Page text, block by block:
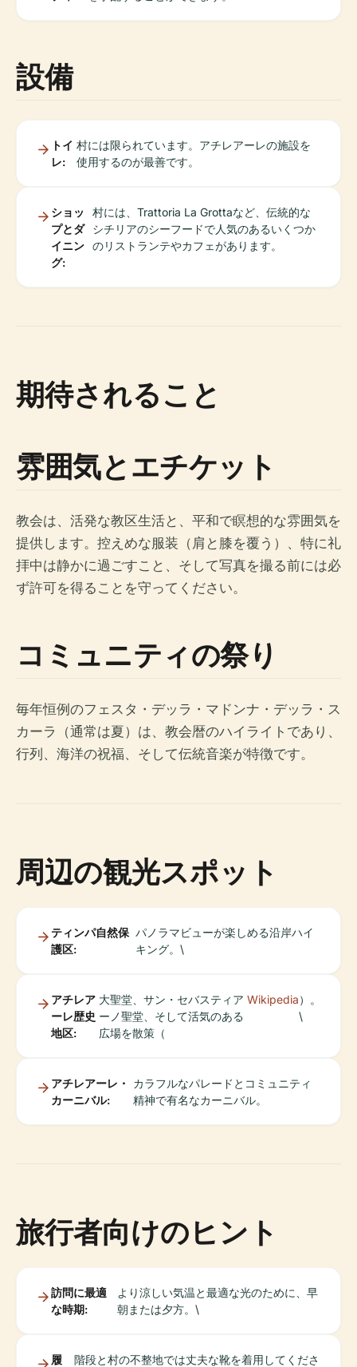
設備
トイ
レ:
村には限られています。アチレアーレの施設を
使用するのが最善です。
ショッ
プとダ
イニン
グ:
村には、Trattoria La Grottaなど、伝統的な
シチリアのシーフードで人気のあるいくつか
のリストランテやカフェがあります。
期待されること
雰囲気とエチケット
教会は、活発な教区生活と、平和で瞑想的な雰囲気を
提供します。控えめな服装（肩と膝を覆う）、特に礼
拝中は静かに過ごすこと、そして写真を撮る前には必
ず許可を得ることを守ってください。
コミュニティの祭り
毎年恒例のフェスタ・デッラ・マドンナ・デッラ・ス
カーラ（通常は夏）は、教会暦のハイライトであり、
行列、海洋の祝福、そして伝統音楽が特徴です。
周辺の観光スポット
ティンパ自然保
護区:
パノラマビューが楽しめる沿岸ハイ
キング。\
アチレア
ーレ歴史
地区:
大聖堂、サン・セバスティア
ーノ聖堂、そして活気のある
広場を散策（
Wikipedia）。
\
アチレアーレ・
カーニバル:
カラフルなパレードとコミュニティ
精神で有名なカーニバル。
旅行者向けのヒント
訪問に最適
な時期:
より涼しい気温と最適な光のために、早
朝または夕方。\
履
階段と村の不整地では丈夫な靴を着用してくださ